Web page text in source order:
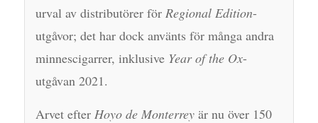
urval av distributörer för Regional Edition-
utgåvor; det har dock använts för många andra
minnescigarrer, inklusive Year of the Ox-
utgåvan 2021.
Arvet efter Hoyo de Monterreyär nu över 150